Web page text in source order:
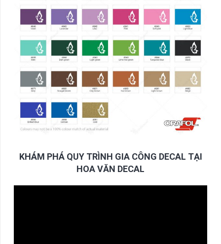
KHÁM PHÁ QUY TRÌNH GIA CÔNG DECAL TẠI
HOA VĂN DECAL